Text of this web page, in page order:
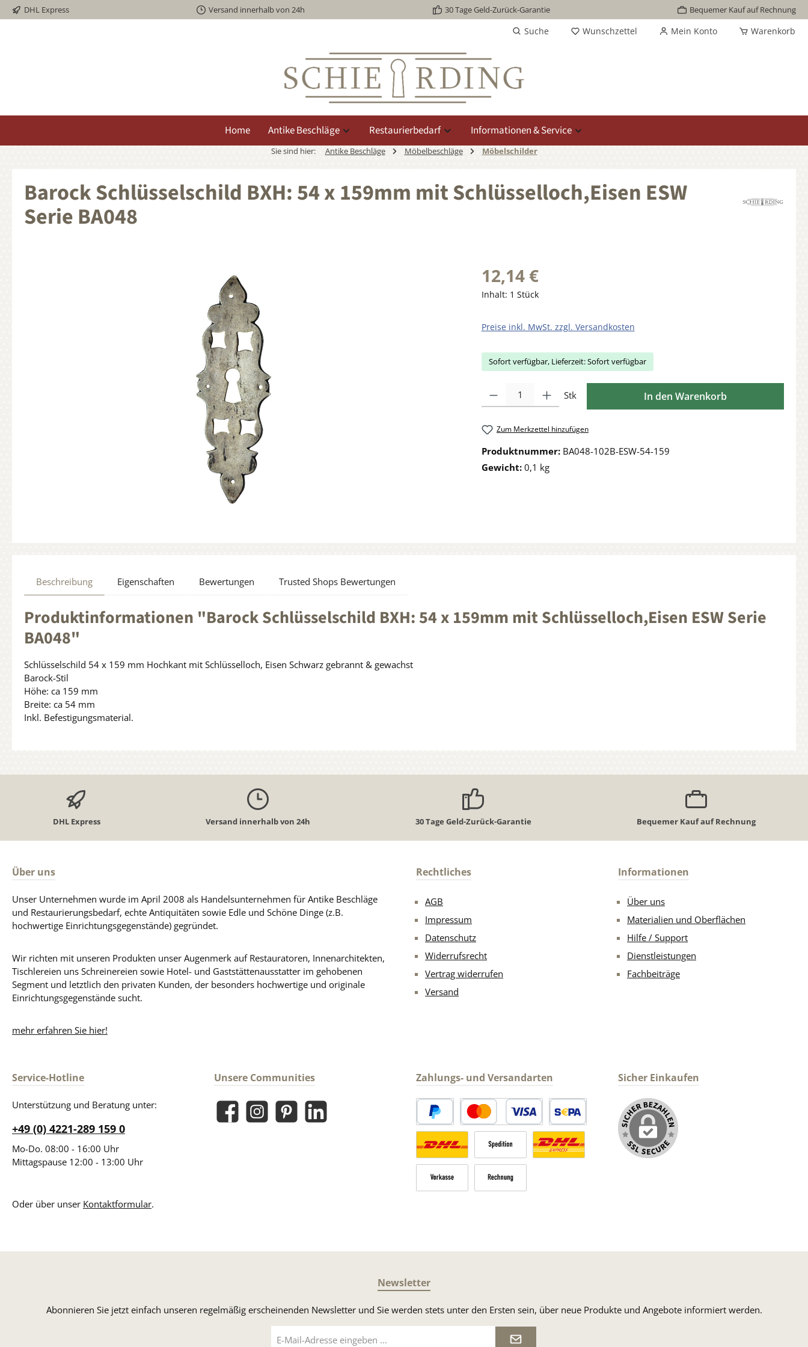
Zur Hauptnavigation springen
DHL Express Versand innerhalb von 24h 30 Tage Geld-Zurück-Garantie Bequemer Kauf auf Rechnung
Suche Wunschzettel Mein Konto Warenkorb
Home Antike Beschläge Restaurierbedarf Informationen & Service
Sie sind hier: Antike Beschläge Möbelbeschläge Möbelschilder
Barock Schlüsselschild BXH: 54 x 159mm mit Schlüsselloch,Eisen ESW
Serie BA048
12,14 €
Inhalt: 1 Stück
Preise inkl. MwSt. zzgl. Versandkosten
Sofort verfügbar, Lieferzeit: Sofort verfügbar
Stk In den Warenkorb
Zum Merkzettel hinzufügen
Produktnummer: BA048-102B-ESW-54-159
Gewicht: 0,1 kg
Beschreibung Eigenschaften Bewertungen Trusted Shops Bewertungen
Produktinformationen "Barock Schlüsselschild BXH: 54 x 159mm mit Schlüsselloch,Eisen ESW Serie
BA048"
Schlüsselschild 54 x 159 mm Hochkant mit Schlüsselloch, Eisen Schwarz gebrannt & gewachst
Barock-Stil
Höhe: ca 159 mm
Breite: ca 54 mm
Inkl. Befestigungsmaterial.
DHL Express Versand innerhalb von 24h 30 Tage Geld-Zurück-Garantie Bequemer Kauf auf Rechnung
Über uns
Unser Unternehmen wurde im April 2008 als Handelsunternehmen für Antike Beschläge
und Restaurierungsbedarf, echte Antiquitäten sowie Edle und Schöne Dinge (z.B.
hochwertige Einrichtungsgegenstände) gegründet.
Wir richten mit unseren Produkten unser Augenmerk auf Restauratoren, Innenarchitekten,
Tischlereien uns Schreinereien sowie Hotel- und Gaststättenausstatter im gehobenen
Segment und letztlich den privaten Kunden, der besonders hochwertige und originale
Einrichtungsgegenstände sucht.
mehr erfahren Sie hier!
Rechtliches
AGB
Impressum
Datenschutz
Widerrufsrecht
Vertrag widerrufen
Versand
Informationen
Über uns
Materialien und Oberflächen
Hilfe / Support
Dienstleistungen
Fachbeiträge
Service-Hotline
Unterstützung und Beratung unter:
+49 (0) 4221-289 159 0
Mo-Do. 08:00 - 16:00 Uhr
Mittagspause 12:00 - 13:00 Uhr
Oder über unser Kontaktformular.
Unsere Communities
FacebookInstagramPinterestLinkedIn
Zahlungs- und Versandarten
PayPal Kredit- oder DebitkarteSEPA Lastschrift
Versandkosten Deutschland normaler Versand Deutsche Post
Sperrgut
Sicher Einkaufen
Newsletter
Abonnieren Sie jetzt einfach unseren regelmäßig erscheinenden Newsletter und Sie werden stets unter den Ersten sein, über neue Produkte und Angebote informiert werden.
Mail-